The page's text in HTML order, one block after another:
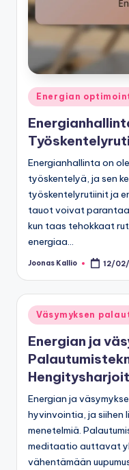
Posted
in
Energian
Energianhallinta on
työskentelyä, ja sen
työskentelyrutiinit ja
tauot voivat
kun taas tehokkaat
energiaa…
Posted
Joonas Kallio 12/
Posted
in
Väsymyksen
Energian ja
Energian ja
hyvinvointia, ja siihen
menetelmiä.
meditaatio auttavat
vähentämään